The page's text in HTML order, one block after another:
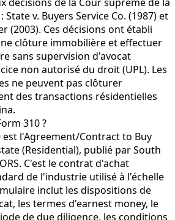
State v. Buyers Service Co. (1987) et
(2003). Ces décisions ont établi
clôture immobilière et effectuer
sans supervision d'avocat
non autorisé du droit (UPL). Les
ne peuvent pas clôturer
des transactions résidentielles
310 ?
est l'Agreement/Contract to Buy
(Residential), publié par South
C'est le contrat d'achat
de l'industrie utilisé à l'échelle
inclut les dispositions de
les termes d'earnest money, le
de due diligence, les conditions